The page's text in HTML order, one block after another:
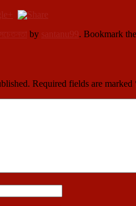
সচেতনতা by santanu99. Bookmark the
Required fields are marked